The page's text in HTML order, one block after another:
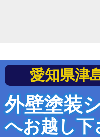
愛知県津
外壁塗装
へお越し下